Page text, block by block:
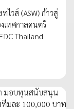
ไวส์ (ASW) ก้าวสู่
เทศกาลดนตรี
Thailand